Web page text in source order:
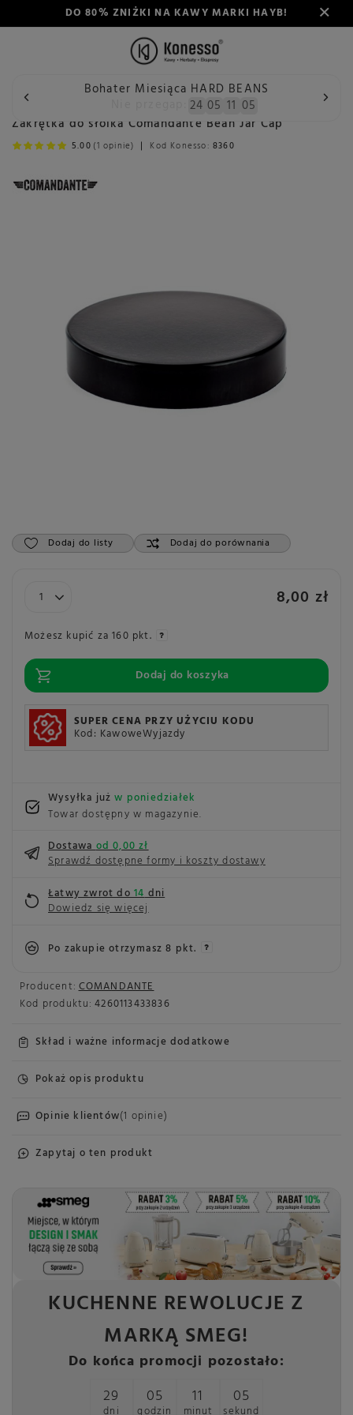
DO 80% ZNIŻKI NA KAWY MARKI HAYB!
Bohater Miesiąca HARD BEANS
24 05 11 05
Wstecz Konesso Akcesoria Rodzaj Akcesoria do
Zakrętka do słoika Comandante Bean Jar Cap
5.00 (1 opinie) Kod Konesso: 8360
Dodaj do listy Dodaj do porównania
Producent: COMANDANTE
Kod produktu: 4260113433836
Skład i ważne informacje dodatkowe
Pokaż opis produktu
Opinie klientów(1 opinie)
Zapytaj o ten produkt
8,00 zł
Możesz kupić za160 pkt.
Dodaj do koszyka
SUPER CENA PRZY UŻYCIU KODU
Kod: KawoweWyjazdy
Wysyłka jużw poniedziałek
Towar dostępny w magazynie
Dostawaod 0,00 zł
Sprawdź dostępne formy i koszty dostawy
Łatwy zwrot do14dni
Dowiedz się więcej
Po zakupie otrzymasz8 pkt.
KUCHENNE REWOLUCJE Z
MARKĄ SMEG!
Do końca promocji pozostało:
29
dni
05
godzin
11
minut
05
sekund